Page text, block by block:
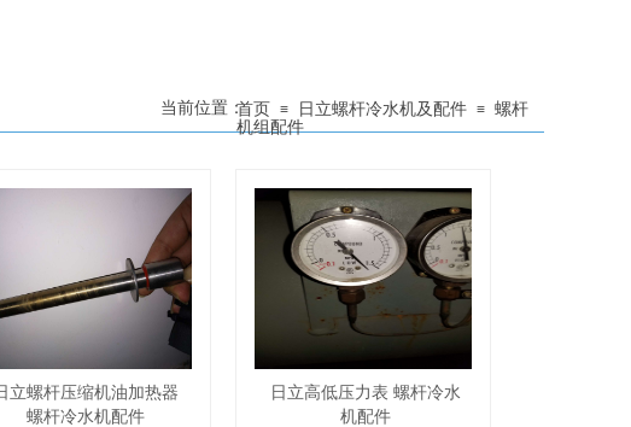
当前位置：首页 ≡ 日立螺杆冷水机及配件 ≡ 螺杆
机组配件
立螺杆压缩机油加热器
螺杆冷水机配件
日立高低压力表 螺杆冷水
机配件